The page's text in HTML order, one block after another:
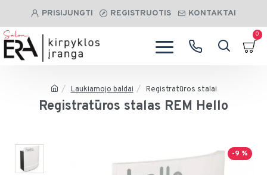
PRISIJUNGTI REGISTRUOTIS KONTAKTAI
0
Laukiamojo baldai Registratūros stalai
Registratūros stalas REM Hello
-9 %